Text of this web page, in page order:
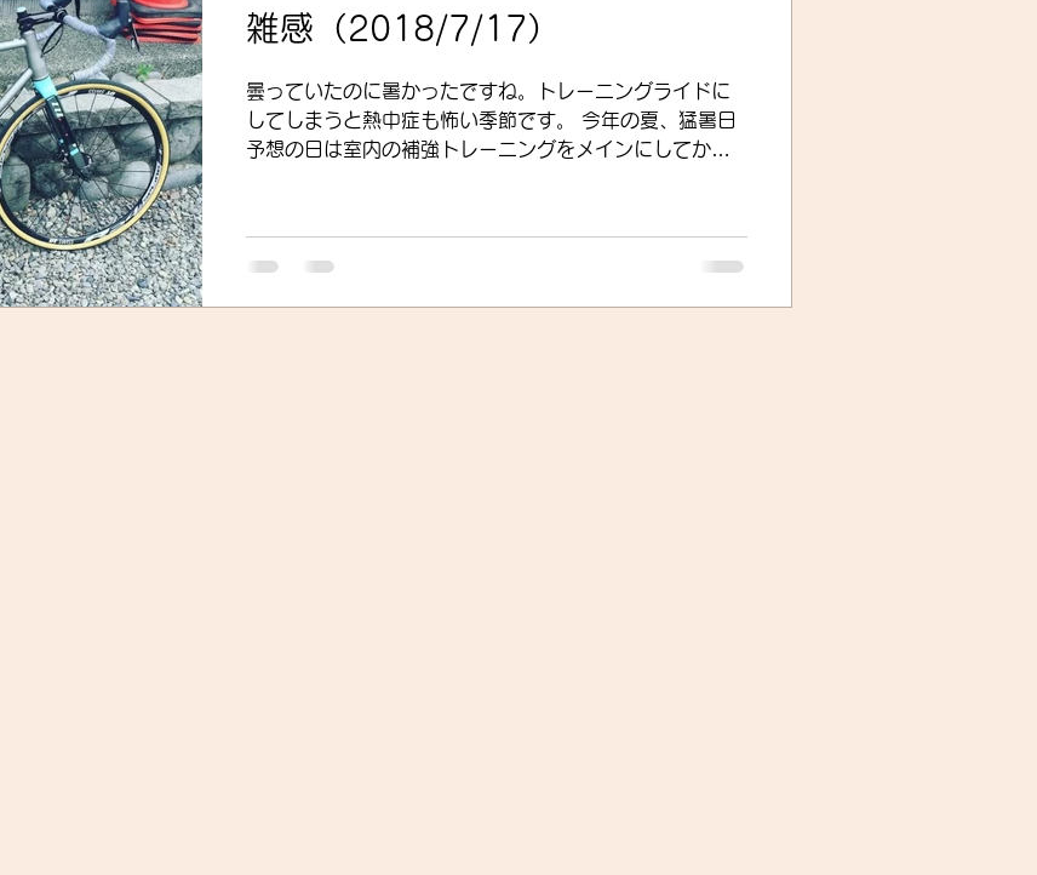
雑感（2018/7/17）
曇っていたのに暑かったですね。トレーニングライドに
してしまうと熱中症も怖い季節です。 今年の夏、猛暑日
予想の日は室内の補強トレーニングをメインにしてかる
ところです。 ...